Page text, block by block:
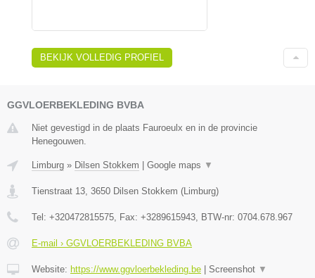
BEKIJK VOLLEDIG PROFIEL
GGVLOERBEKLEDING BVBA
Niet gevestigd in de plaats Fauroeulx en in de provincie
Henegouwen.
Limburg » Dilsen Stokkem | Google maps ▼
Tienstraat 13 3650 Dilsen Stokkem (Limburg)
Tel: +320472815575 , Fax: +3289615943 , BTW-nr: 0704.678.967
E-mail › GGVLOERBEKLEDING BVBA
Website: https://www.ggvloerbekleding.be | Screenshot ▼